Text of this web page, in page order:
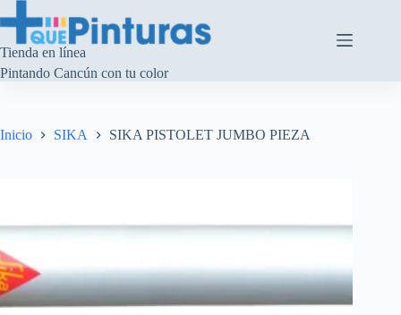
al
contenido
Tienda en línea
Pintando Cancún con tu color
Inicio SIKA SIKA PISTOLET JUMBO PIEZA